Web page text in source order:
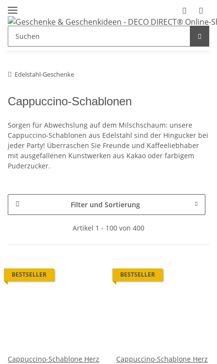
Edelstahl-Geschenke
Cappuccino-Schablonen
Sorgen für Abwechslung auf dem Milschschaum: unsere
Cappuccino-Schablonen aus Edelstahl sind der Hingucker bei
jeder Party! Überraschen Sie Freunde und Kaffeeliebhaber
mit ausgefallenen Kunstwerken aus Kakao oder farbigem
Puderzucker.
Filter und Sortierung
Artikel 1 - 100 von 400
BESTSELLER
Cappuccino-Schablone Herz
BESTSELLER
Cappuccino-Schablone Herz